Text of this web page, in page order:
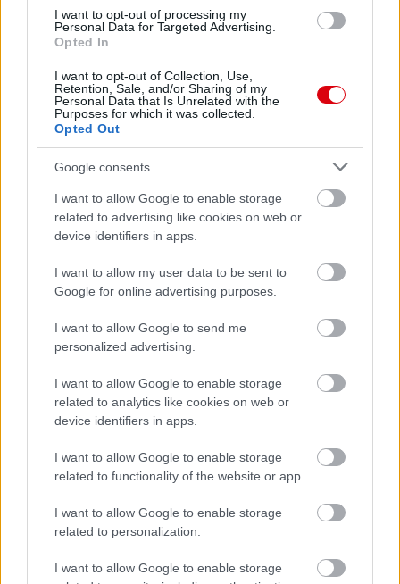
I want to opt-out of processing my
Personal Data for Targeted Advertising.
Opted In
I want to opt-out of Collection, Use,
Retention, Sale, and/or Sharing of my
Personal Data that Is Unrelated with the
Purposes for which it was collected.
Opted Out
Google consents
I want to allow Google to enable storage
related to advertising like cookies on web or
device identifiers in apps.
I want to allow my user data to be sent to
Google for online advertising purposes.
I want to allow Google to send me
personalized advertising.
I want to allow Google to enable storage
related to analytics like cookies on web or
device identifiers in apps.
I want to allow Google to enable storage
related to functionality of the website or app.
I want to allow Google to enable storage
related to personalization.
I want to allow Google to enable storage
Paris Saint-Germain
Manchester United
Felkészülési szezon 4. mérkőzés
Nya Ullevi, Göteborg
2026-08-08 17:00
0 nap 18 óra 41 perc 32 másodperc
Leeds UnitedvsManchester United
AC MilanvsManchester United2026-08-15 18:00
ELŐZŐ MÉRKŐZÉSEK
Támogatás
a ManUtdFanatics.hu működését!